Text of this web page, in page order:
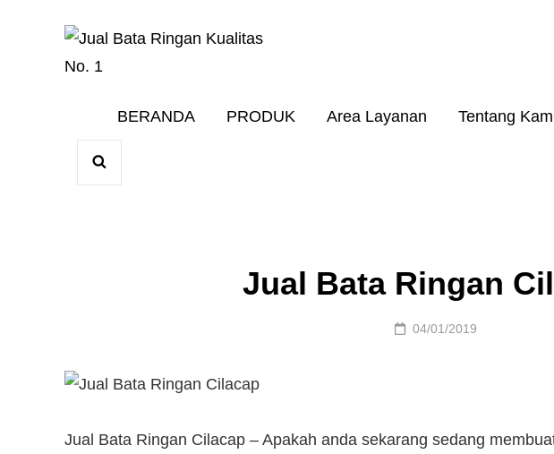
BERANDA PRODUK Area Layanan Tentang
Jual Bata Ringan
Posted
04/01/2019
Jual Bata Ringan Cilacap – Apakah anda sekarang sedang